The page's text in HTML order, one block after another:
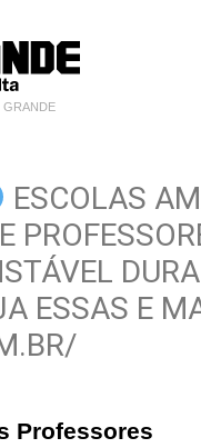
GRANDE
ESCOLAS
ESSAS E
Professores